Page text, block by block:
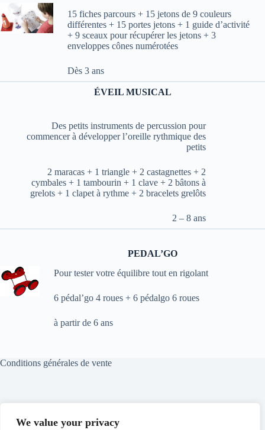
We value your privacy
15 fiches parcours + 15 jetons de 9 couleurs
différentes + 15 portes jetons + 1 guide d’activité
+ 9 sceaux pour récupérer les jetons + 3
enveloppes cônes numérotées
Dès 3 ans
ÉVEIL MUSICAL
Des petits instruments de percussion pour
commencer à développer l’oreille rythmique des
petits
2 maracas + 1 triangle + 2 castagnettes + 2
cymbales + 1 tambourin + 1 clave + 2 bâtons à
grelots + 1 clapet à rythme + 2 bracelets grelôts
2 – 8 ans
PEDAL’GO
Pour tester votre équilibre tout en rigolant
6 pédal’go 4 roues + 6 pédalgo 6 roues
à partir de 6 ans
Conditions générales de vente